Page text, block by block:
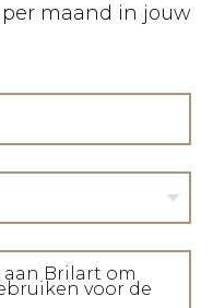
per maand in jouw
Brilart om
voor de